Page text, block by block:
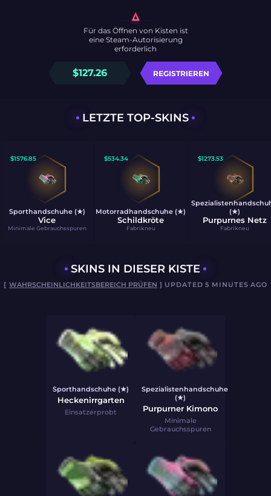
$127.26 REGISTRIEREN
Für das Öffnen von Kisten ist
eine Steam-Autorisierung
erforderlich
LETZTE TOP-SKINS
$1576.85
Sporthandschuhe (★)
Vice
Minimale Gebrauchsspuren
$534.34
Motorradhandschuhe (★)
Schildkröte
Fabrikneu
$1273.53
(★)
Purpurnes Netz
Fabrikneu
SKINS IN DIESER KISTE
[ WAHRSCHEINLICHKEITSBEREICH PRÜFEN ] UPDATED 5 MINUTES AGO
Sporthandschuhe (★)
Heckenirrgarten
Einsatzerprobt
Spezialistenhandschuhe
(★)
Purpurner Kimono
Minimale
Gebrauchsspuren